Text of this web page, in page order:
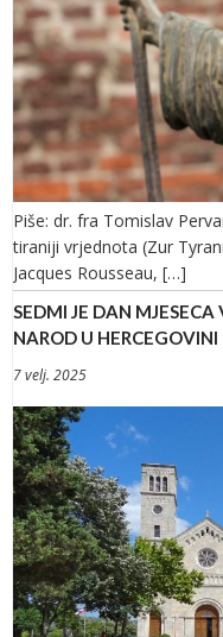
Piše: dr. fra Tomislav
tiraniji vrjednota (Zur
Jacques Rousseau, […]
SEDMI JE DAN MJESECA
NAROD U
7 velj. 2025